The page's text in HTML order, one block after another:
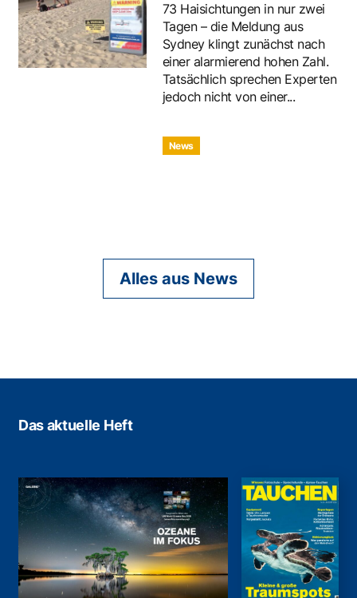
73 Haisichtungen in nur zwei
Tagen – die Meldung aus
Sydney klingt zunächst nach
einer alarmierend hohen Zahl.
Tatsächlich sprechen Experten
jedoch nicht von einer...
News
Alles aus News
Das aktuelle Heft